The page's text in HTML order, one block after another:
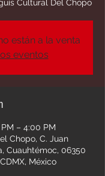
Cultural Del Chopo
están a la venta
eventos
– 4:00 PM
Chopo, C. Juan
Cuauhtémoc, 06350
México